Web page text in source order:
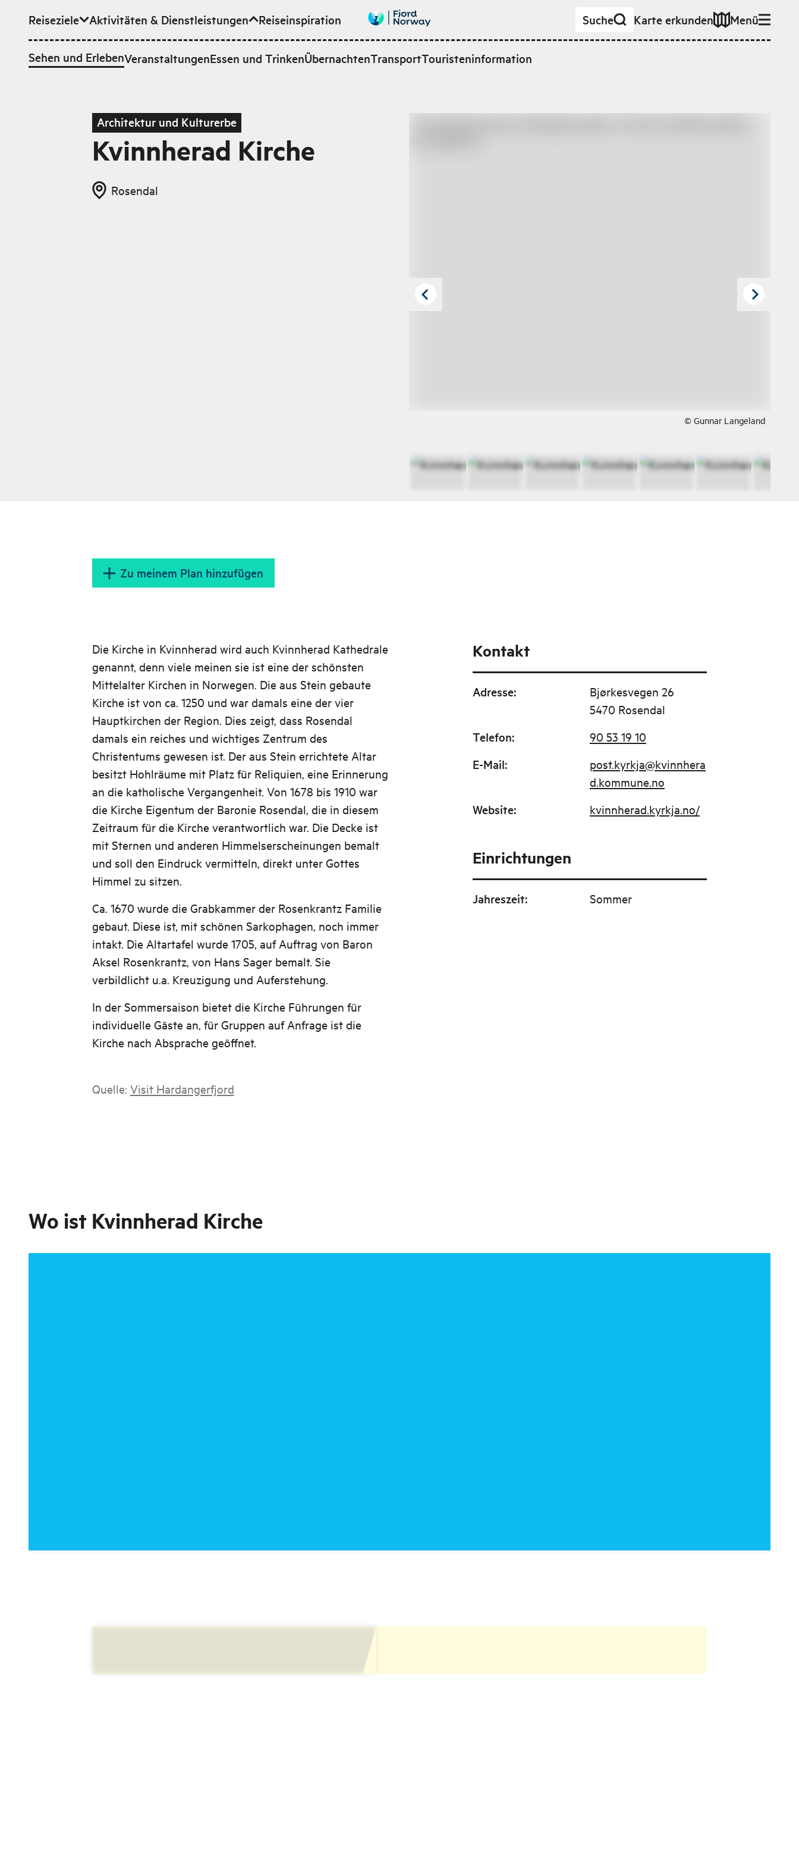
Zum Hauptinhalt
Reiseziele Aktivitäten & Dienstleistungen
Sehen und ErlebenVeranstaltungenEssen und TrinkenÜbernachtenTransportTouristeninformation
Reiseinspiration Suche Karte erkunden Menü
Architektur und Kulturerbe
Kvinnherad Kirche
Rosendal
© Gunnar Langeland
Zu meinem Plan hinzufügen
Die Kirche in Kvinnherad wird auch Kvinnherad Kathedrale
genannt, denn viele meinen sie ist eine der schönsten
Mittelalter Kirchen in Norwegen. Die aus Stein gebaute
Kirche ist von ca. 1250 und war damals eine der vier
Hauptkirchen der Region. Dies zeigt, dass Rosendal
damals ein reiches und wichtiges Zentrum des
Christentums gewesen ist. Der aus Stein errichtete Altar
besitzt Hohlräume mit Platz für Reliquien, eine Erinnerung
an die katholische Vergangenheit. Von 1678 bis 1910 war
die Kirche Eigentum der Baronie Rosendal, die in diesem
Zeitraum für die Kirche verantwortlich war. Die Decke ist
mit Sternen und anderen Himmelserscheinungen bemalt
und soll den Eindruck vermitteln, direkt unter Gottes
Himmel zu sitzen.
Ca. 1670 wurde die Grabkammer der Rosenkrantz Familie
gebaut. Diese ist, mit schönen Sarkophagen, noch immer
intakt. Die Altartafel wurde 1705, auf Auftrag von Baron
Aksel Rosenkrantz, von Hans Sager bemalt. Sie
verbildlicht u.a. Kreuzigung und Auferstehung.
In der Sommersaison bietet die Kirche Führungen für
individuelle Gäste an, für Gruppen auf Anfrage ist die
Kirche nach Absprache geöffnet.
Quelle: Visit Hardangerfjord
Kontakt
Adresse:
Bjørkesvegen 26
5470 Rosendal
Telefon: 90 53 19 10
E-Mail:
post.kyrkja@kvinnhera
d.kommune.no
Website: kvinnherad.kyrkja.no/
Einrichtungen
Jahreszeit: Sommer
Wo ist Kvinnherad Kirche